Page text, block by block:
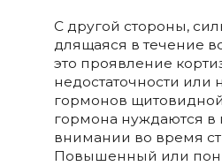
С другой стороны,
длящаяся в течение
это проявление
недостаточности или
гормонов
гормона нуждаются в
внимании во время
Повышенный или